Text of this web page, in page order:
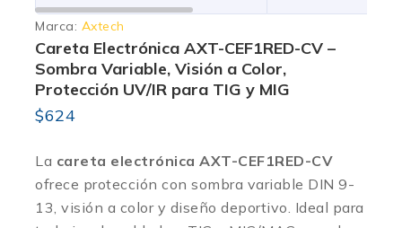
Marca: Axtech
Careta Electrónica AXT-CEF1RED-CV –
Sombra Variable, Visión a Color,
Protección UV/IR para TIG y MIG
$624
La careta electrónica AXT-CEF1RED-CV
ofrece protección con sombra variable DIN 9-
13, visión a color y diseño deportivo. Ideal para